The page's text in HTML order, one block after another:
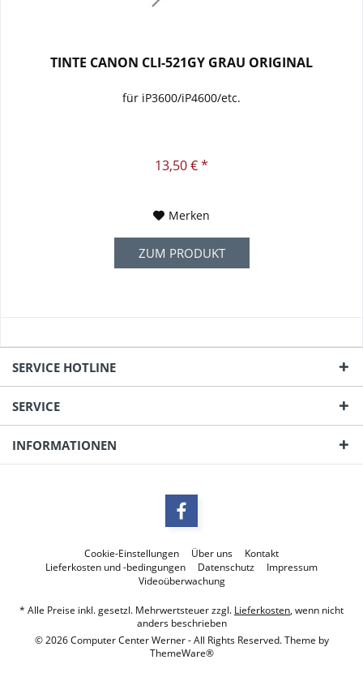
TINTE CANON CLI-521GY GRAU ORIGINAL
für iP3600/iP4600/etc.
13,50 € *
Merken
ZUM PRODUKT
SERVICE HOTLINE
SERVICE
INFORMATIONEN
Cookie-Einstellungen Über uns
Kontakt
Lieferkosten und -bedingungen
Datenschutz
Impressum
Videoüberwachung
* Alle Preise inkl. gesetzl. Mehrwertsteuer zzgl. Lieferkosten, wenn nicht
anders beschrieben
© 2026 Computer Center Werner - All Rights Reserved. Theme by
ThemeWare®